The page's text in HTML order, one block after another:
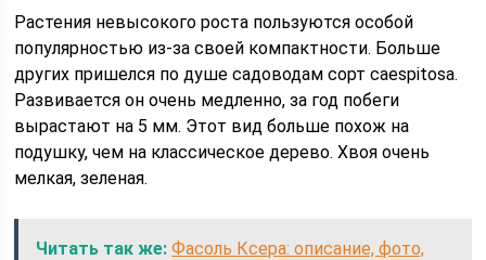
Растения невысокого роста пользуются особой
популярностью из-за своей компактности. Больше
других пришелся по душе садоводам сорт сaespitosa.
Развивается он очень медленно, за год побеги
вырастают на 5 мм. Этот вид больше похож на
подушку, чем на классическое дерево. Хвоя очень
мелкая, зеленая.
Читать так же: Фасоль Ксера: описание, фото,